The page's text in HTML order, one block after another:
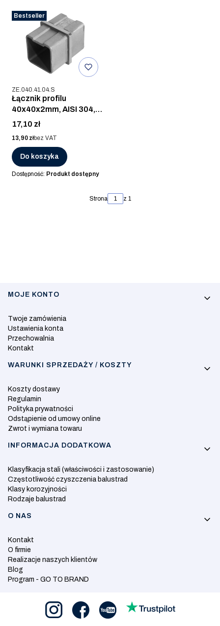
Bestseller
Kod produktu
ZE.040.41.04.S
Łącznik profilu
40x40x2mm, AISI 304,
SZLIF
Cena
17,10 zł
Cena
13,90 złbez VAT
Do koszyka
Dostępność: Produkt dostępny
Strona z 1
Linki w stopce
MOJE KONTO
Twoje zamówienia
Ustawienia konta
Przechowalnia
Kontakt
WARUNKI SPRZEDAŻY / KOSZTY
Koszty dostawy
Regulamin
Polityka prywatności
Odstąpienie od umowy online
Zwrot i wymiana towaru
INFORMACJA DODATKOWA
Klasyfikacja stali (właściwości i zastosowanie)
Częstotliwość czyszczenia balustrad
Klasy korozyjności
Rodzaje balustrad
O NAS
Kontakt
O firmie
Realizacje naszych klientów
Blog
Program - GO TO BRAND